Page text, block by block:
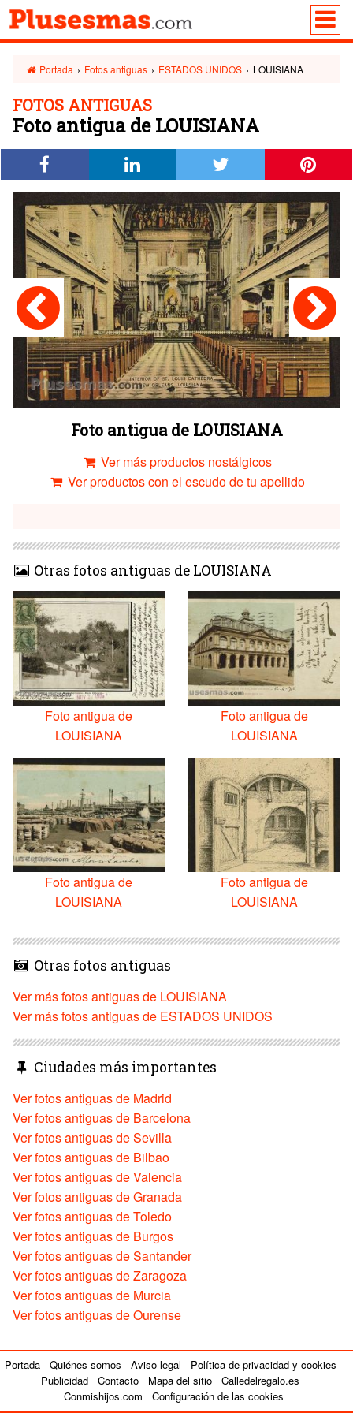
Portada › Fotos antiguas › ESTADOS UNIDOS › LOUISIANA
FOTOS ANTIGUAS
Foto antigua de LOUISIANA
Foto antigua de LOUISIANA
Ver más productos nostálgicos
Ver productos con el escudo de tu apellido
Otras fotos antiguas de LOUISIANA
Foto antigua de
LOUISIANA
Foto antigua de
LOUISIANA
Foto antigua de
LOUISIANA
Foto antigua de
LOUISIANA
Otras fotos antiguas
Ver más fotos antiguas de LOUISIANA
Ver más fotos antiguas de ESTADOS UNIDOS
Ciudades más importantes
Ver fotos antiguas de Madrid
Ver fotos antiguas de Barcelona
Ver fotos antiguas de Sevilla
Ver fotos antiguas de Bilbao
Ver fotos antiguas de Valencia
Ver fotos antiguas de Granada
Ver fotos antiguas de Toledo
Ver fotos antiguas de Burgos
Ver fotos antiguas de Santander
Ver fotos antiguas de Zaragoza
Ver fotos antiguas de Murcia
Ver fotos antiguas de Ourense
Portada Quiénes somos Aviso legal
Política de privacidad y cookies
Publicidad
Contacto Mapa del sitio
Calledelregalo.es
Conmishijos.com
Configuración de las cookies